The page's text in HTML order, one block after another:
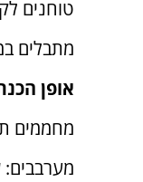
טוחנים
מתבלים
אופן
מחממים תנור ל-
מערבבים: